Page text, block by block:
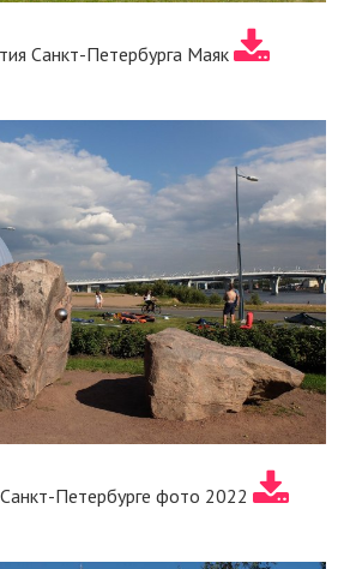
Санкт-Петербурга Маяк
Петербурге фото 2022